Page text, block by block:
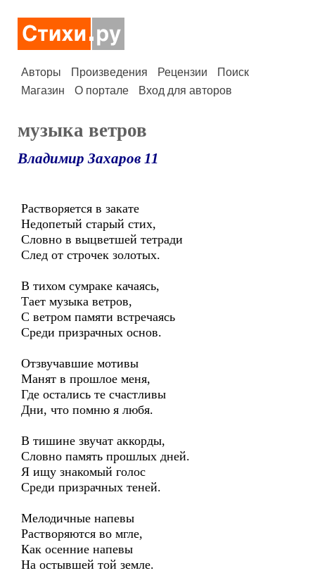
Авторы Произведения Рецензии
Поиск
Магазин
О портале Вход для авторов
музыка ветров
Владимир Захаров 11
Растворяется в закате
Недопетый старый стих,
Словно в выцветшей тетради
След от строчек золотых.
В тихом сумраке качаясь,
Тает музыка ветров,
С ветром памяти встречаясь
Среди призрачных основ.
Отзвучавшие мотивы
Манят в прошлое меня,
Где остались те счастливы
Дни, что помню я любя.
В тишине звучат аккорды,
Словно память прошлых дней.
Я ищу знакомый голос
Среди призрачных теней.
Мелодичные напевы
Растворяются во мгле,
Как осенние напевы
На остывшей той земле.